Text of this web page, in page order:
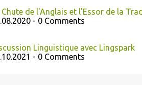
Chute de l'Anglais et l'Essor de la
- 0 Comments
Linguistique avec Lingspark
- 0 Comments